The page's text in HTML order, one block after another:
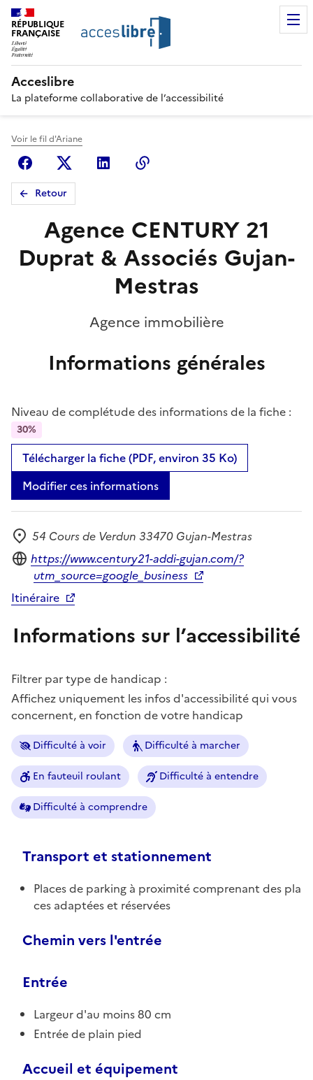
RÉPUBLIQUE
FRANÇAISE
Acceslibre
La plateforme collaborative de l’accessibilité
Voir le fil d'Ariane
FacebookX (anciennement Twitter)
Linkedin
Retour
Agence CENTURY 21
Duprat & Associés Gujan-
Mestras
Agence immobilière
Informations générales
Niveau de complétude des informations de la fiche :
30%
Télécharger la fiche (PDF, environ 35 Ko)
Modifier ces informations
Adresse
54 Cours de Verdun 33470 Gujan-Mestras
Site internet
https://www.century21-addi-gujan.com/?
utm_source=google_business
Itinéraire
Informations sur l’accessibilité
Filtrer par type de handicap :
Affichez uniquement les infos d'accessibilité qui vous
concernent, en fonction de votre handicap
Difficulté à voir Difficulté à marcher
En fauteuil roulant Difficulté à entendre
Difficulté à comprendre
Transport et stationnement
Places de parking à proximité comprenant des pla
ces adaptées et réservées
Chemin vers l'entrée
Entrée
Largeur d'au moins 80 cm
Entrée de plain pied
Accueil et équipement